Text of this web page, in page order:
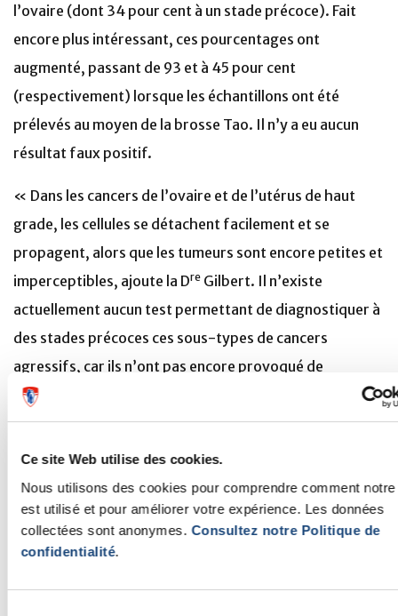
Ce site Web utilise des cookies.
Nous utilisons des cookies pour comprendre comment
est utilisé et pour améliorer votre expérience. Les données
collectées sont anonymes. Consultez notre Politique de
confidentialité.
l’ovaire (dont 34 pour cent à un stade précoce). Fait
encore plus intéressant, ces pourcentages ont
augmenté, passant de 93 et à 45 pour cent
(respectivement) lorsque les échantillons ont été
prélevés au moyen de la brosse Tao. Il n’y a eu aucun
résultat faux positif.
« Dans les cancers de l’ovaire et de l’utérus de haut
grade, les cellules se détachent facilement et se
propagent, alors que les tumeurs sont encore petites et
imperceptibles, ajoute la Dre Gilbert. Il n’existe
actuellement aucun test permettant de diagnostiquer à
des stades précoces ces sous-types de cancers
agressifs, car ils n’ont pas encore provoqué de
symptômes et ne peuvent pas être identifiés facilement
lors d’examens médicaux. »
Au Canada, quelque 7 300 femmes reçoivent un
diagnostic de cancer de l’endomètre chaque année, et
pour plus de 1 200 d’entre elles, cette maladie va
s’avérer mortelle. Le cancer de l’ovaire est moins